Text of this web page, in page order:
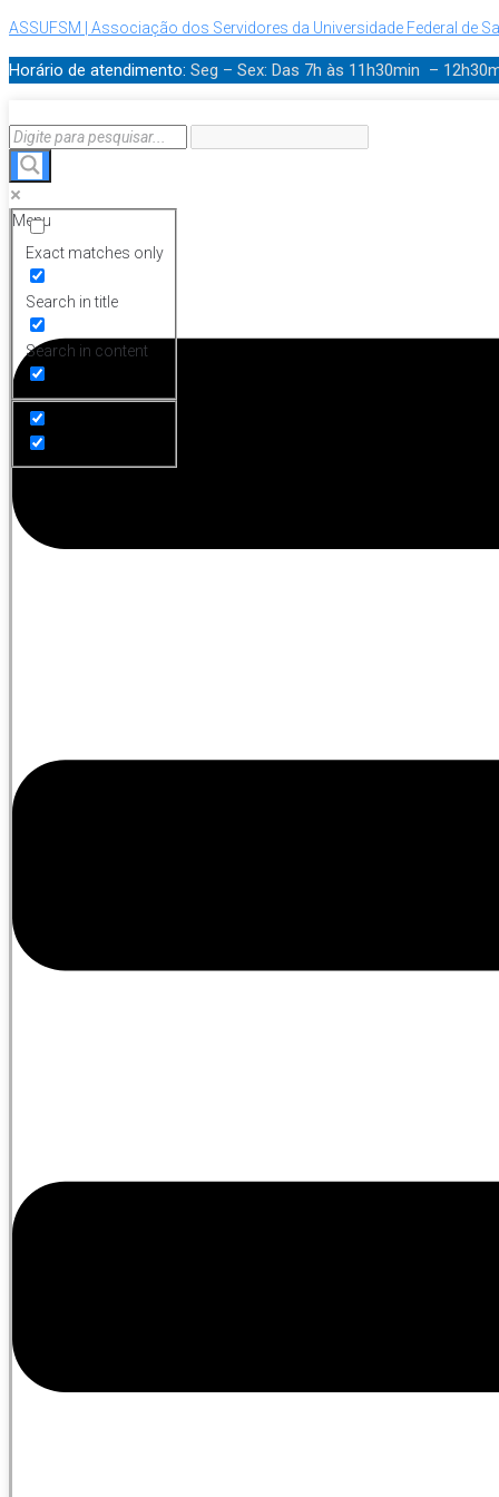
ASSUFSM | Associação dos Servidores da Universidade Federal de
Horário de atendimento: Seg – Sex: Das 7h às 11h30min –
Exact matches only
Search in title
Search in content
Menu